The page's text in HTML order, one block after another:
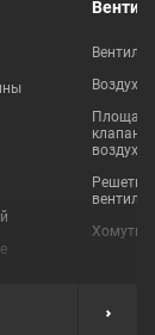
клапаны
Решетки
Хомуты